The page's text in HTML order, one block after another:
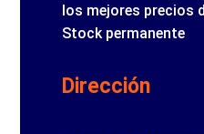
los mejores precios
Stock permanente
Dirección